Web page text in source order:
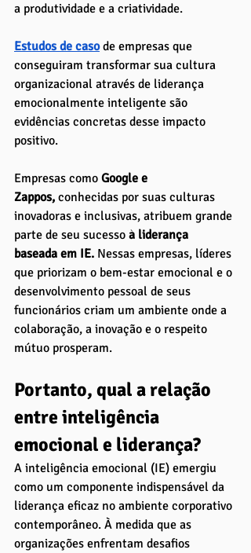
a produtividade e a criatividade.
Estudos de caso de empresas que
conseguiram transformar sua cultura
organizacional através de liderança
emocionalmente inteligente são
evidências concretas desse impacto
positivo.
Empresas como Google e
Zappos, conhecidas por suas culturas
inovadoras e inclusivas, atribuem grande
parte de seu sucesso à liderança
baseada em IE. Nessas empresas, líderes
que priorizam o bem-estar emocional e o
desenvolvimento pessoal de seus
funcionários criam um ambiente onde a
colaboração, a inovação e o respeito
mútuo prosperam.
Portanto, qual a relação
entre inteligência
emocional e liderança?
A inteligência emocional (IE) emergiu
como um componente indispensável da
liderança eficaz no ambiente corporativo
contemporâneo. À medida que as
organizações enfrentam desafios